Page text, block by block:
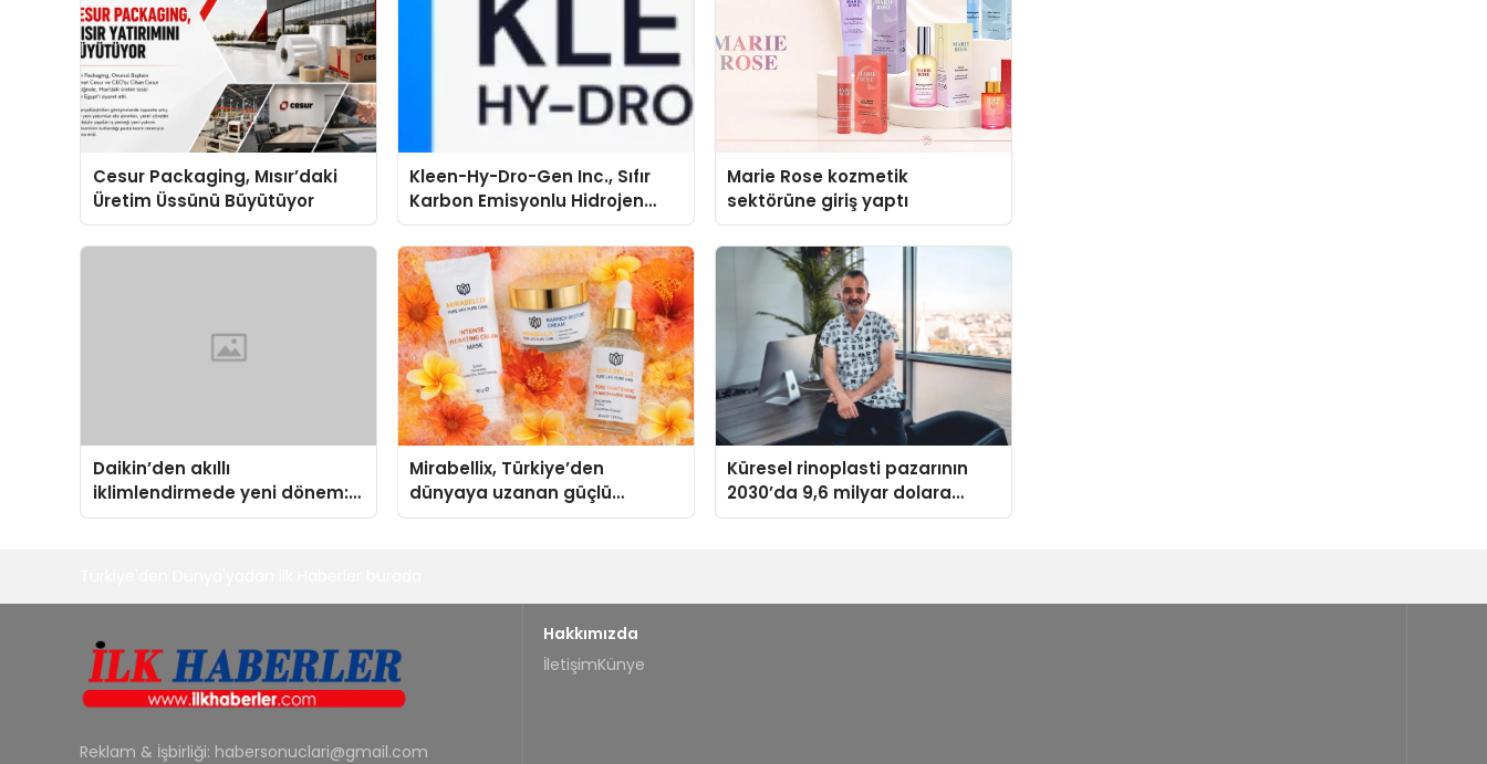
Cesur Packaging, Mısır’daki
Üretim Üssünü Büyütüyor
Kleen-Hy-Dro-Gen Inc., Sıfır
Karbon Emisyonlu Hidrojen
Isıtma Teknolojisinde ISO ve
TSSA Düzenleyici Onaylarını
Aldı
Marie Rose kozmetik
sektörüne giriş yaptı
Daikin’den akıllı
iklimlendirmede yeni dönem:
Madoka Plus Türkiye’de
Mirabellix, Türkiye’den
dünyaya uzanan güçlü
büyümesini sürdürüyor
Küresel rinoplasti pazarının
2030’da 9,6 milyar dolara
ulaşması bekleniyor
Reklam & İşbirliği: habersonuclari@gmail.com
Hakkımızda
İletişimKünye